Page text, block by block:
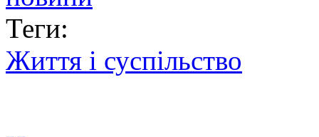
Теги:
Життя і суспільство